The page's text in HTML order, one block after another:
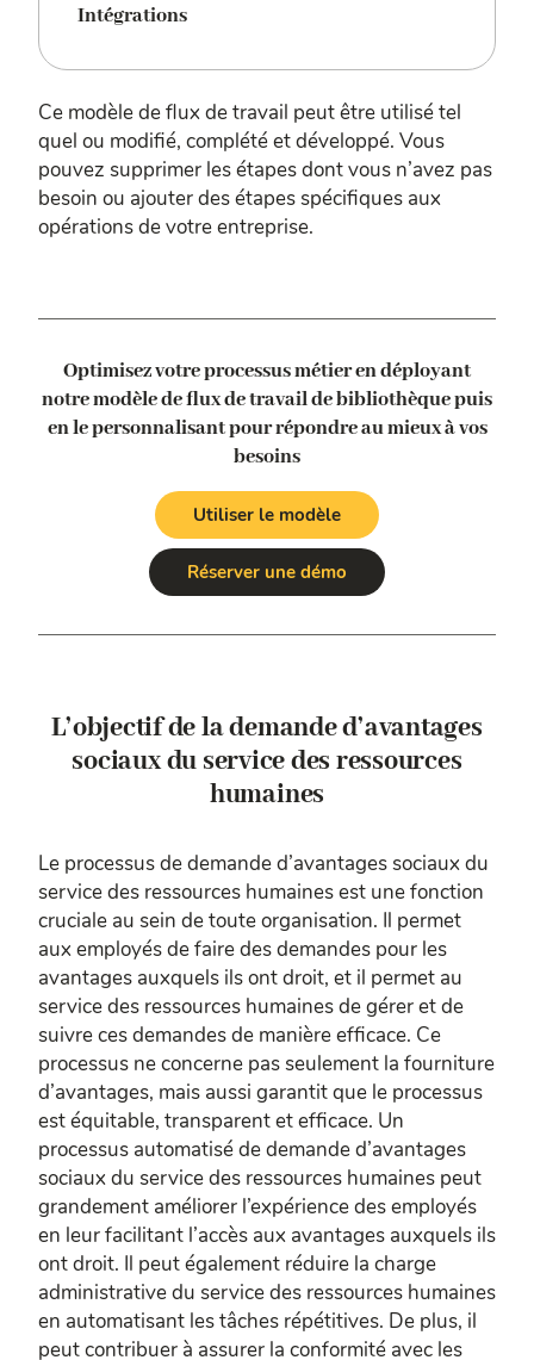
Intégrations
Ce modèle de flux de travail peut être utilisé tel
quel ou modifié, complété et développé. Vous
pouvez supprimer les étapes dont vous n’avez pas
besoin ou ajouter des étapes spécifiques aux
opérations de votre entreprise.
Optimisez votre processus métier en déployant
notre modèle de flux de travail de bibliothèquepuis
en le personnalisant pour répondre au mieux à vos
besoins
Utiliser le modèle
Réserver une démo
L’objectif de la demande d’avantages
sociaux du service des ressources
humaines
Le processus de demande d’avantages sociaux du
service des ressources humaines est une fonction
cruciale au sein de toute organisation. Il permet
aux employés de faire des demandes pour les
avantages auxquels ils ont droit, et il permet au
service des ressources humaines de gérer et de
suivre ces demandes de manière efficace. Ce
processus ne concerne pas seulement la fourniture
d’avantages, mais aussi garantit que le processus
est équitable, transparent et efficace. Un
processus automatisé de demande d’avantages
sociaux du service des ressources humaines peut
grandement améliorer l’expérience des employés
en leur facilitant l’accès aux avantages auxquels ils
ont droit. Il peut également réduire la charge
administrative du service des ressources humaines
en automatisant les tâches répétitives. De plus, il
peut contribuer à assurer la conformité avec les